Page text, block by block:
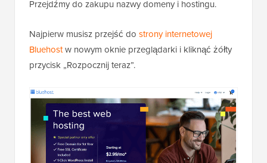
Przejdźmy do zakupu nazwy domeny i hostingu.
Najpierw musisz przejść do strony internetowej
Bluehostw nowym oknie przeglądarki i kliknąć żółty
przycisk „Rozpocznij teraz”.